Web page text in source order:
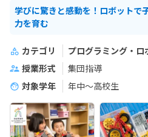
学びに驚きと感動を！ロボットで
力を育む
カテゴリ
プログラミング・ロ
授業形式
集団指導
対象学年
年中～高校生